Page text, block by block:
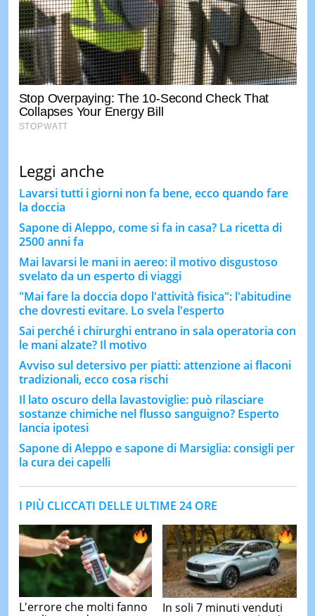
Leggi anche
Lavarsi tutti i giorni non fa bene, ecco quando fare
la doccia
Sapone di Aleppo, come si fa in casa? La ricetta di
2500 anni fa
Mai lavarsi le mani in aereo: il motivo disgustoso
svelato da un esperto di viaggi
"Mai fare la doccia dopo l'attività fisica": l'abitudine
che dovresti evitare. Lo svela l'esperto
Sai perché i chirurghi entrano in sala operatoria con
le mani alzate? Il motivo
Avviso sul detersivo per piatti: attenzione ai flaconi
tradizionali, ecco cosa rischi
Il lato oscuro della lavastoviglie: può rilasciare
sostanze chimiche nel flusso sanguigno? Esperto
lancia ipotesi
Sapone di Aleppo e sapone di Marsiglia: consigli per
la cura dei capelli
I PIÙ CLICCATI DELLE ULTIME 24 ORE
L'errore che molti fanno
In soli 7 minuti venduti